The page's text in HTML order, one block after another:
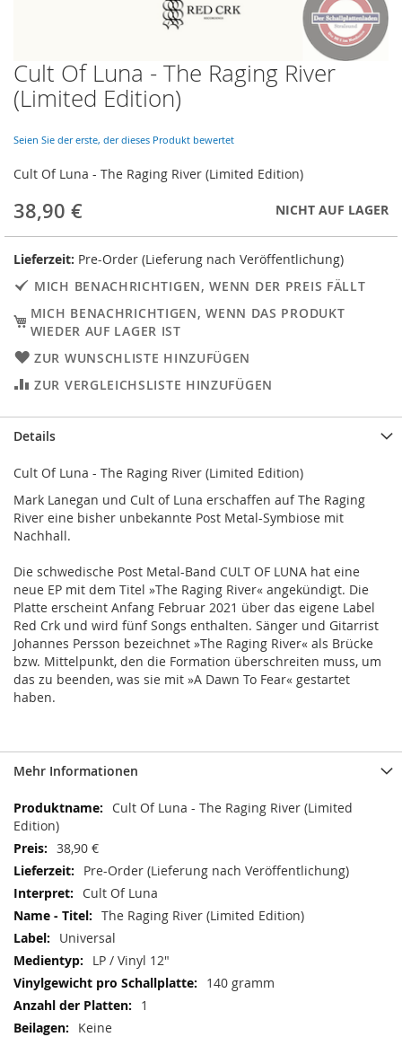
Skip
to
the
of
images
Cult Of Luna - The Raging River
(Limited Edition)
Seien Sie der erste, der dieses Produkt bewertet
Cult Of Luna - The Raging River (Limited Edition)
38,90 € NICHT AUF LAGER
Lieferzeit: Pre-Order (Lieferung nach Veröffentlichung)
MICH BENACHRICHTIGEN, WENN DER PREIS FÄLLT
MICH BENACHRICHTIGEN, WENN DAS PRODUKT
WIEDER AUF LAGER IST
ZUR WUNSCHLISTE HINZUFÜGEN
ZUR VERGLEICHSLISTE HINZUFÜGEN
Details
Cult Of Luna - The Raging River (Limited Edition)
Mark Lanegan und Cult of Luna erschaffen auf The Raging
River eine bisher unbekannte Post Metal-Symbiose mit
Nachhall.
Die schwedische Post Metal-Band CULT OF LUNA hat eine
neue EP mit dem Titel »The Raging River« angekündigt. Die
Platte erscheint Anfang Februar 2021 über das eigene Label
Red Crk und wird fünf Songs enthalten. Sänger und Gitarrist
Johannes Persson bezeichnet »The Raging River« als Brücke
bzw. Mittelpunkt, den die Formation überschreiten muss, um
das zu beenden, was sie mit »A Dawn To Fear« gestartet
haben.
Mehr Informationen
Mehr
Informationen
Cult Of Luna - The Raging River (Limited
Edition)
38,90 €
Pre-Order (Lieferung nach Veröffentlichung)
Cult Of Luna
The Raging River (Limited Edition)
Universal
LP / Vinyl 12"
140 gramm
1
Keine